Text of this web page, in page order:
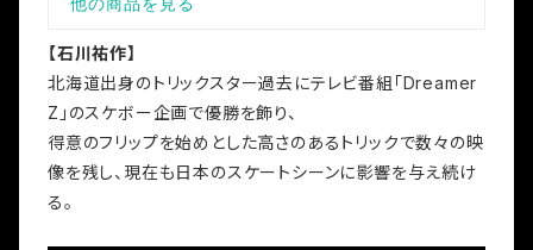
【石川祐作】
北海道出身のトリックスター過去にテレビ番組「Dreamer
Z」のスケボー企画で優勝を飾り、
得意のフリップを始めとした高さのあるトリックで数々の映
像を残し、現在も日本のスケートシーンに影響を与え続け
る。